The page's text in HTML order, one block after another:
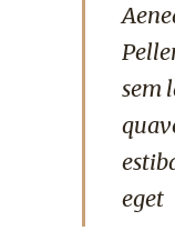
sem
eget